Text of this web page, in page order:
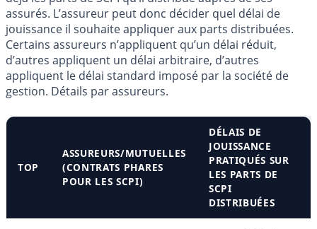
assurés. L’assureur peut donc décider quel délai de
jouissance il souhaite appliquer aux parts distribuées.
Certains assureurs n’appliquent qu’un délai réduit,
d’autres appliquent un délai arbitraire, d’autres
appliquent le délai standard imposé par la société de
gestion. Détails par assureurs.
TOP
ASSUREURS/MUTUELLES
(CONTRATS PHARES
POUR LES SCPI)
DÉLAIS DE
JOUISSANCE
PRATIQUÉS SUR
LES PARTS DE
SCPI
DISTRIBUÉES